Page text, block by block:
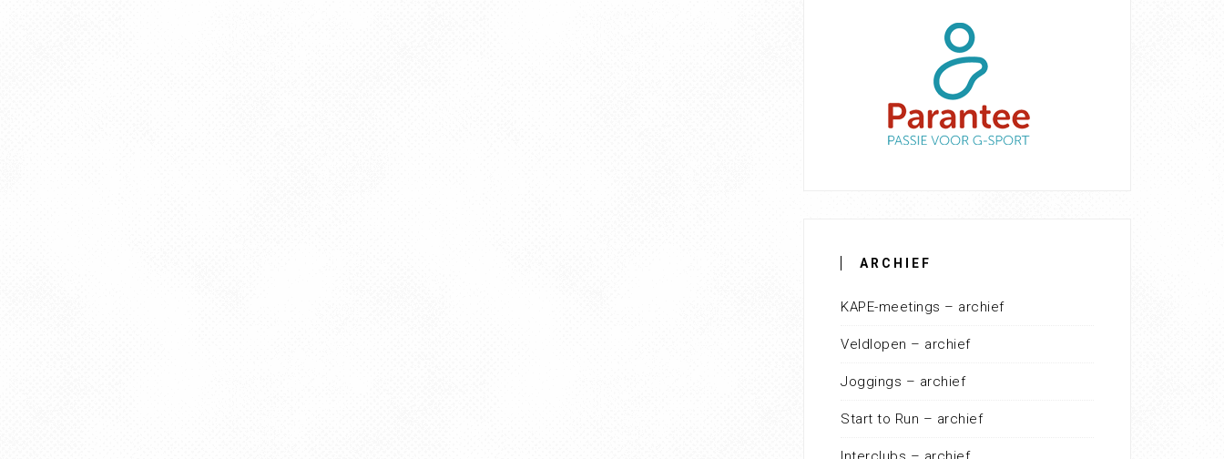
ARCHIEF
KAPE-meetings – archief
Veldlopen – archief
Joggings – archief
Start to Run – archief